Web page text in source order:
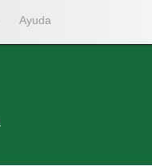
Ayuda